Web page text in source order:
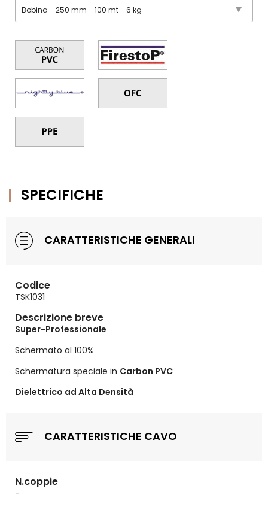
SPECIFICHE
CARATTERISTICHE GENERALI
Codice
TSK1031
Descrizione breve
Super-Professionale
Schermato al 100%
Schermatura speciale in Carbon PVC
Dielettrico ad Alta Densità
CARATTERISTICHE CAVO
N.coppie
-